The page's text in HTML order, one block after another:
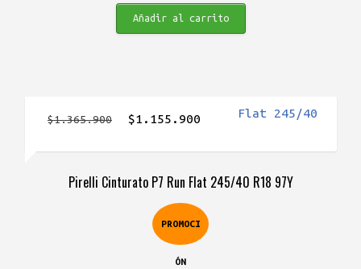
Añadir al carrito
Pirelli Cinturato P7 Run Flat 245/40 R18 97Y
PROMOCI
ÓN
$1.365.900
El
era:
$1.365.900.
$1.155.900El
es:
$1.155.900.